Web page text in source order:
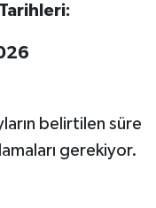
belirtilen süre
gerekiyor.